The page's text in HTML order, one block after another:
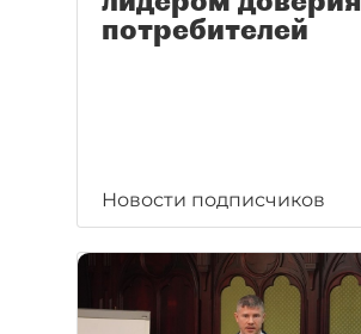
потребителей
Новости подписчиков